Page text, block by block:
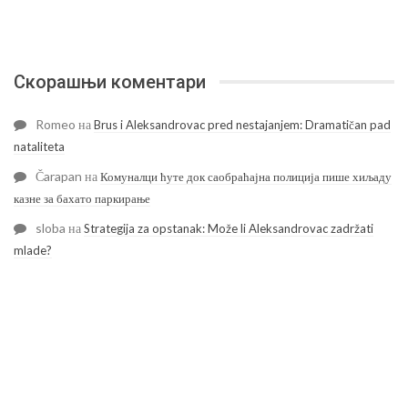
Скорашњи коментари
Romeo наBrus i Aleksandrovac pred nestajanjem: Dramatičan pad
nataliteta
Čarapan наКомуналци ћуте док саобраћајна полиција пише хиљаду
казне за бахато паркирање
sloba наStrategija za opstanak: Može li Aleksandrovac zadržati
mlade?